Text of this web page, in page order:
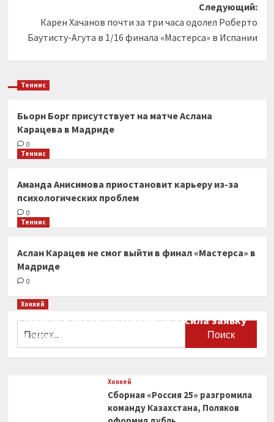
Следующий:
Карен Хачанов почти за три часа одолел Роберто
Баутисту-Агута в 1/16 финала «Мастерса» в Испании
Теннис
Бьорн Борг присутствует на матче Аслана
Карацева в Мадриде
0
Теннис
Аманда Анисимова приостановит карьеру из-за
психологических проблем
0
Теннис
Аслан Карацев не смог выйти в финал «Мастерса» в
Мадриде
0
Хоккей
Сборная Канады по хоккею огласила заявку
на чемпионат мира
Хоккей
Сборная «Россия 25» разгромила
команду Казахстана, Поляков